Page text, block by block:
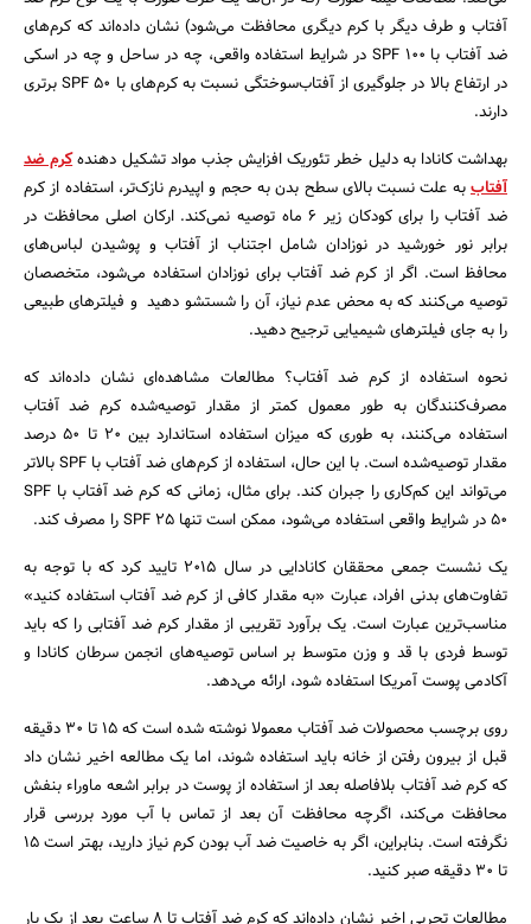
آفتاب و طرف دیگر با کرم دیگری محافظت می‌شود) نشان داده‌اند که کرم‌های
ضد آفتاب با SPF ۱۰۰ در شرایط استفاده واقعی، چه در ساحل و چه در اسکی
در ارتفاع بالا در جلوگیری از آفتاب‌سوختگی نسبت به کرم‌های با SPF ۵۰ برتری
دارند.
بهداشت کانادا به دلیل خطر تئوریک افزایش جذب مواد تشکیل دهندهکرم ضد
آفتاببه علت نسبت بالای سطح بدن به حجم و اپیدرم نازک‌تر، استفاده از کرم
ضد آفتاب را برای کودکان زیر ۶ ماه توصیه نمی‌کند. ارکان اصلی محافظت در
برابر نور خورشید در نوزادان شامل اجتناب از آفتاب و پوشیدن لباس‌های
محافظ است. اگر از کرم ضد آفتاب برای نوزادان استفاده می‌شود، متخصصان
توصیه می‌کنند که به محض عدم نیاز، آن را شستشو دهید و فیلترهای طبیعی
را به جای فیلترهای شیمیایی ترجیح دهید.
نحوه استفاده از کرم ضد آفتاب؟ مطالعات مشاهده‌ای نشان داده‌اند که
مصرف‌کنندگان به طور معمول کمتر از مقدار توصیه‌شده کرم ضد آفتاب
استفاده می‌کنند، به طوری که میزان استفاده استاندارد بین ۲۰ تا ۵۰ درصد
مقدار توصیه‌شده است. با این حال، استفاده از کرم‌های ضد آفتاب با SPF بالاتر
می‌تواند این کم‌کاری را جبران کند. برای مثال، زمانی که کرم ضد آفتاب با SPF
۵۰ در شرایط واقعی استفاده می‌شود، ممکن است تنها SPF ۲۵ را مصرف کند.
یک نشست جمعی محققان کانادایی در سال ۲۰۱۵ تایید کرد که با توجه به
تفاوت‌های بدنی افراد، عبارت «به مقدار کافی از کرم ضد آفتاب استفاده کنید»
مناسب‌ترین عبارت است. یک برآورد تقریبی از مقدار کرم ضد آفتابی را که باید
توسط فردی با قد و وزن متوسط بر اساس توصیه‌های انجمن سرطان کانادا و
آکادمی پوست آمریکا استفاده شود، ارائه می‌دهد.
روی برچسب محصولات ضد آفتاب معمولا نوشته شده است که ۱۵ تا ۳۰ دقیقه
قبل از بیرون رفتن از خانه باید استفاده شوند، اما یک مطالعه اخیر نشان داد
که کرم ضد آفتاب بلافاصله بعد از استفاده از پوست در برابر اشعه ماوراء بنفش
محافظت می‌کند، اگرچه محافظت آن بعد از تماس با آب مورد بررسی قرار
نگرفته است. بنابراین، اگر به خاصیت ضد آب بودن کرم نیاز دارید، بهتر است ۱۵
تا ۳۰ دقیقه صبر کنید.